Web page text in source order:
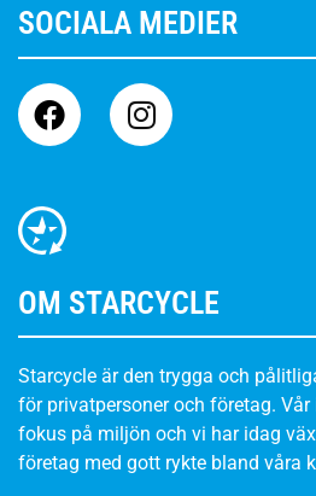
SOCIALA MEDIER
OM STARCYCLE
Starcycle är den trygga och
för privatpersoner och företag.
fokus på miljön och vi har idag
företag med gott rykte bland våra